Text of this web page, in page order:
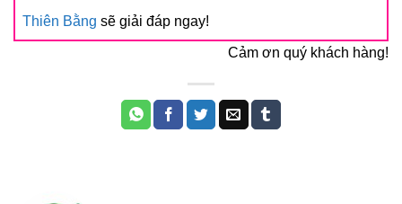
Thiên Bằng sẽ giải đáp ngay!
Cảm ơn quý khách hàng!